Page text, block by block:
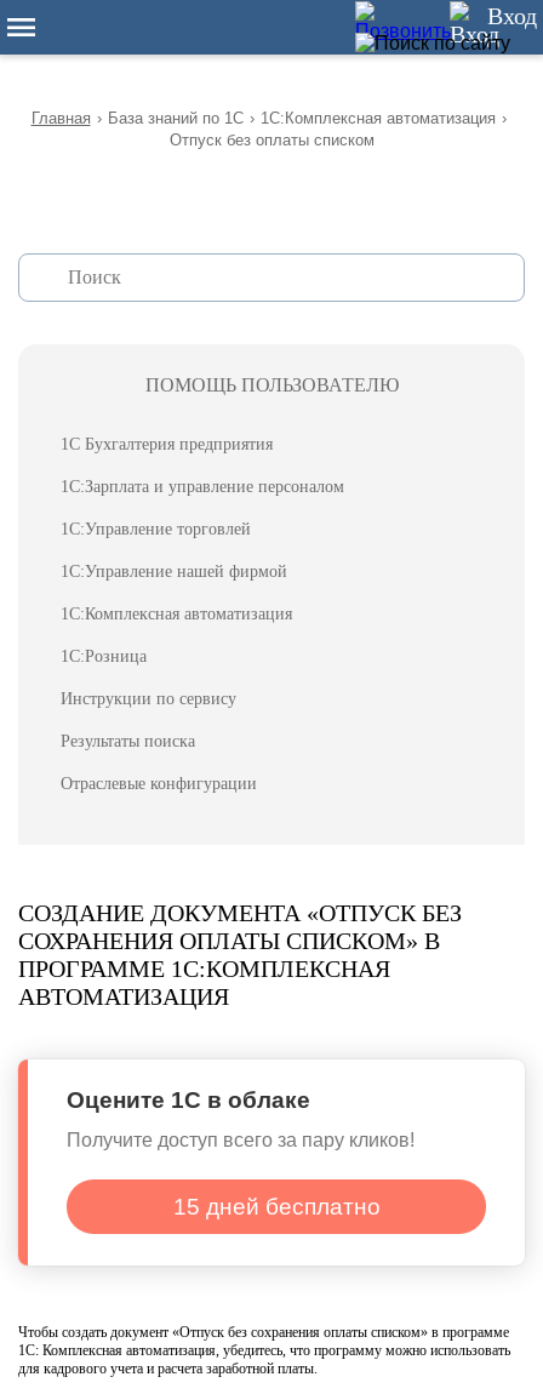
Вход
Главная › База знаний по 1С › 1С:Комплексная автоматизация ›
Отпуск без оплаты списком
ПОМОЩЬ ПОЛЬЗОВАТЕЛЮ
1С Бухгалтерия предприятия
1С:Зарплата и управление персоналом
1С:Управление торговлей
1С:Управление нашей фирмой
1С:Комплексная автоматизация
1С:Розница
Инструкции по сервису
Результаты поиска
Отраслевые конфигурации
СОЗДАНИЕ ДОКУМЕНТА «ОТПУСК БЕЗ
СОХРАНЕНИЯ ОПЛАТЫ СПИСКОМ» В
ПРОГРАММЕ 1С:КОМПЛЕКСНАЯ
АВТОМАТИЗАЦИЯ
Оцените 1С в облаке
Получите доступ всего за пару кликов!
15 дней бесплатно
Чтобы создать документ «Отпуск без сохранения оплаты списком» в программе
1С: Комплексная автоматизация, убедитесь, что программу можно использовать
для кадрового учета и расчета заработной платы.